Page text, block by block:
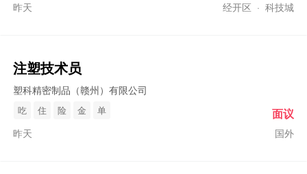
昨天 经开区 · 科技城
注塑技术员
塑科精密制品（赣州）有限公司
吃 住 险 金 单
昨天 国外
面议